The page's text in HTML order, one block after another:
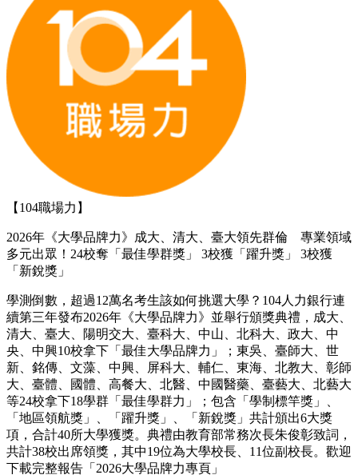
【104職場力】
2026年《大學品牌力》成大、清大、臺大領先群倫 專業領域
多元出眾！24校奪「最佳學群獎」 3校獲「躍升獎」 3校獲
「新銳獎」
學測倒數，超過12萬名考生該如何挑選大學？104人力銀行連
續第三年發布2026年《大學品牌力》並舉行頒獎典禮，成大、
清大、臺大、陽明交大、臺科大、中山、北科大、政大、中
央、中興10校拿下「最佳大學品牌力」；東吳、臺師大、世
新、銘傳、文藻、中興、屏科大、輔仁、東海、北教大、彰師
大、臺體、國體、高餐大、北醫、中國醫藥、臺藝大、北藝大
等24校拿下18學群「最佳學群力」；包含「學制標竿獎」、
「地區領航獎」、「躍升獎」、「新銳獎」共計頒出6大獎
項，合計40所大學獲獎。典禮由教育部常務次長朱俊彰致詞，
共計38校出席領獎，其中19位為大學校長、11位副校長。歡迎
下載完整報告「2026大學品牌力專頁」